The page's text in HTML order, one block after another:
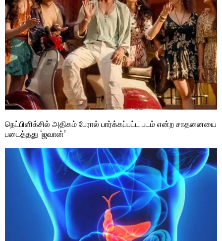
நெட்பிளிக்சில் அதிகம் பேரால் பார்க்கப்பட்ட படம் என்ற சாதனையை
படைத்தது ‘ஜவான்’